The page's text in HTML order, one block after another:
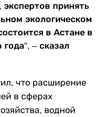
принять
экологическом
в Астане в
– сказал
что расширение
в сферах
водной